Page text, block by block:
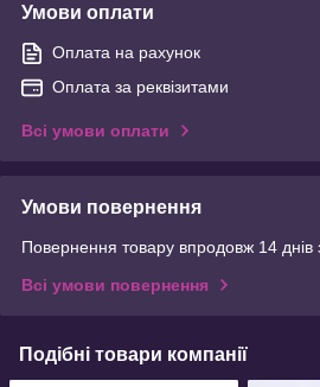
Умови оплати
Оплата на рахунок
Оплата за реквізитами
Всі умови оплати
Умови повернення
Повернення товару впродовж 14 днів
Всі умови повернення
Подібні товари компанії